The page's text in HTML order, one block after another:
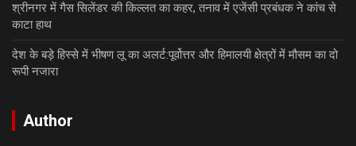
श्रीनगर में गैस सिलेंडर की किल्लत का कहर, तनाव में एजेंसी प्रबंधक ने कांच से
काटा हाथ
देश के बड़े हिस्से में भीषण लू का अलर्ट:पूर्वोत्तर और हिमालयी क्षेत्रों में मौसम का दो
रूपी नजारा
Author